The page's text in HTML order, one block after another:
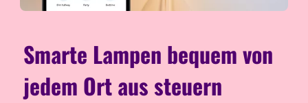
Smarte Lampen bequem von
jedem Ort aus steuern